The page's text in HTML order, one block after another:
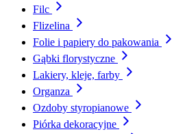
Filc
Flizelina
Folie i papiery do pakowania
Gąbki florystyczne
Lakiery, kleje, farby
Organza
Ozdoby styropianowe
Piórka dekoracyjne